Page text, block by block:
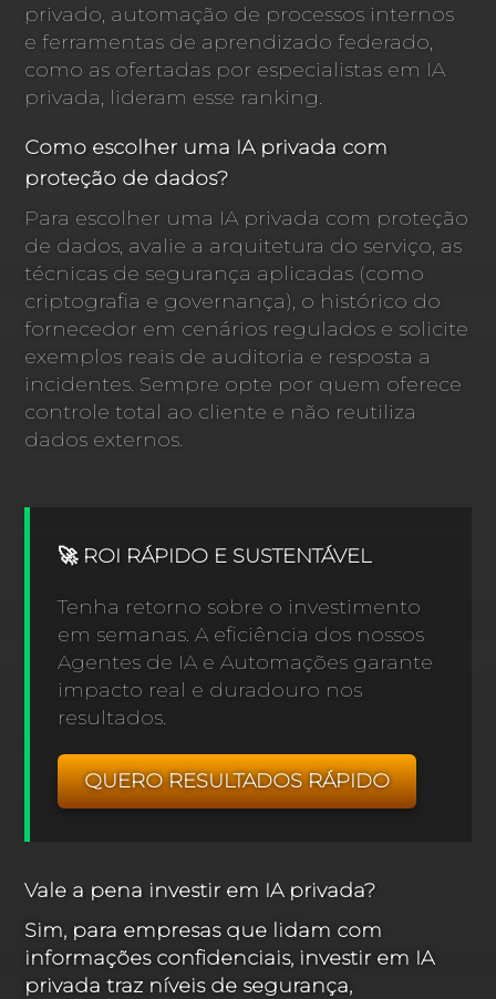
privado, automação de processos internos
e ferramentas de aprendizado federado,
como as ofertadas por especialistas em IA
privada, lideram esse ranking.
Como escolher uma IA privada com
proteção de dados?
Para escolher uma IA privada com proteção
de dados, avalie a arquitetura do serviço, as
técnicas de segurança aplicadas (como
criptografia e governança), o histórico do
fornecedor em cenários regulados e solicite
exemplos reais de auditoria e resposta a
incidentes. Sempre opte por quem oferece
controle total ao cliente e não reutiliza
dados externos.
🚀 ROI RÁPIDO E SUSTENTÁVEL
Tenha retorno sobre o investimento
em semanas. A eficiência dos nossos
Agentes de IA e Automações garante
impacto real e duradouro nos
resultados.
QUERO RESULTADOS RÁPIDO
Vale a pena investir em IA privada?
Sim, para empresas que lidam com
informações confidenciais, investir em IA
privada traz níveis de segurança,